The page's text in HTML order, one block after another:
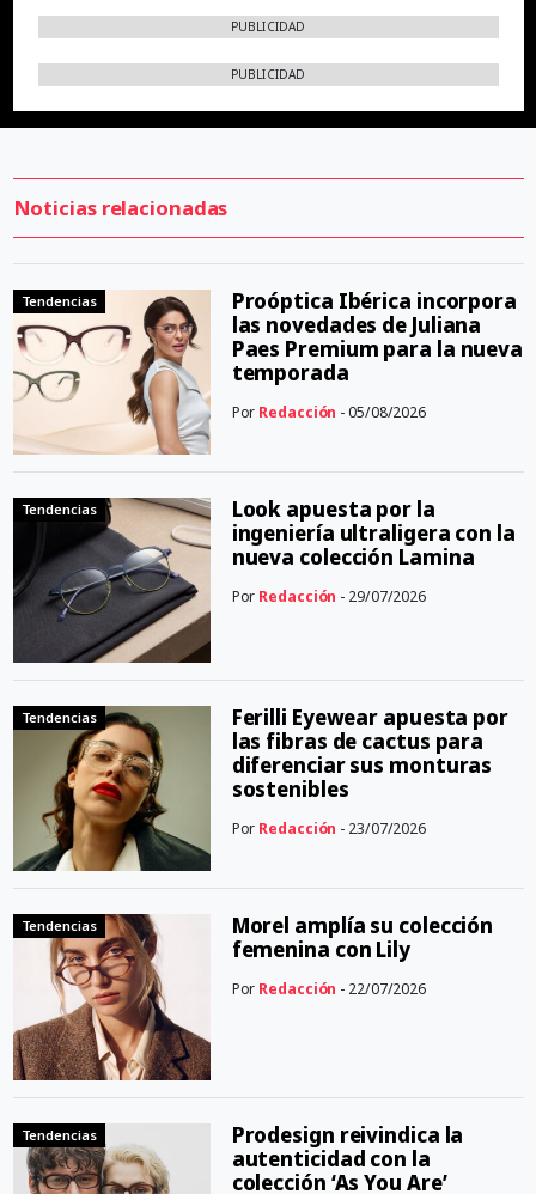
PUBLICIDAD
PUBLICIDAD
Noticias relacionadas
Tendencias
Proóptica Ibérica incorpora
las novedades de Juliana
Paes Premium para la nueva
temporada
Por Redacción - 05/08/2026
Tendencias
Look apuesta por la
ingeniería ultraligera con la
nueva colección Lamina
Por Redacción - 29/07/2026
Tendencias
Ferilli Eyewear apuesta por
las fibras de cactus para
diferenciar sus monturas
sostenibles
Por Redacción - 23/07/2026
Tendencias
Morel amplía su colección
femenina con Lily
Por Redacción - 22/07/2026
Tendencias
Prodesign reivindica la
autenticidad con la
colección ‘As You Are’